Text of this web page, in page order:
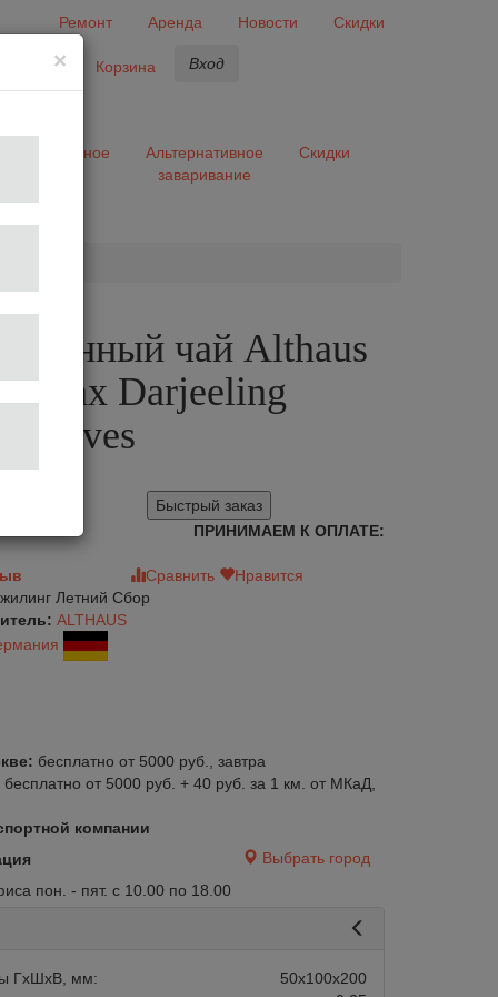
Ремонт Аренда Новости
Скидки
Корзина Вход
Разное
Альтернативное
заваривание
Скидки
чай Althaus
Darjeeling
Leaves
Быстрый заказ
ПРИНИМАЕМ К ОПЛАТЕ:
Сравнить
Нравится
Летний Сбор
ALTHAUS
бесплатно от 5000 руб., завтра
бесплатно от 5000 руб. + 40 руб. за 1 км. от МКаД,
компании
Выбрать город
пон. - пят. с 10.00 по 18.00
ГхШхВ, мм:
50х100х200
×